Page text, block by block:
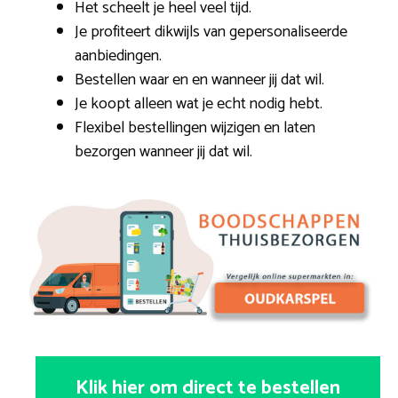
Het scheelt je heel veel tijd.
Je profiteert dikwijls van gepersonaliseerde
aanbiedingen.
Bestellen waar en en wanneer jij dat wil.
Je koopt alleen wat je echt nodig hebt.
Flexibel bestellingen wijzigen en laten
bezorgen wanneer jij dat wil.
Klik hier om direct te bestellen